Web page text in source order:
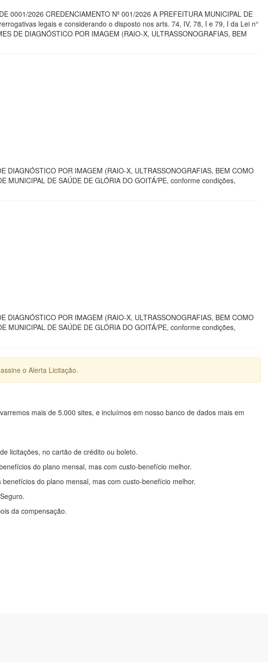
0001/2026 CREDENCIAMENTO Nº 001/2026 A PREFEITURA MUNICIPAL DE
legais e considerando o disposto nos arts. 74, IV, 78, I e 79, I da Lei n°
DE DIAGNÓSTICO POR IMAGEM (RAIO-X, ULTRASSONOGRAFIAS, BEM
DIAGNÓSTICO POR IMAGEM (RAIO-X, ULTRASSONOGRAFIAS, BEM COMO
MUNICIPAL DE SAÚDE DE GLÓRIA DO GOITÁ/PE, conforme condições,
DIAGNÓSTICO POR IMAGEM (RAIO-X, ULTRASSONOGRAFIAS, BEM COMO
MUNICIPAL DE SAÚDE DE GLÓRIA DO GOITÁ/PE, conforme condições,
o Alerta Licitação.
mais de 5.000 sites, e incluímos em nosso banco de dados mais em
licitações, no cartão de crédito ou boleto.
do plano mensal, mas com custo-benefício melhor.
do plano mensal, mas com custo-benefício melhor.
da compensação.